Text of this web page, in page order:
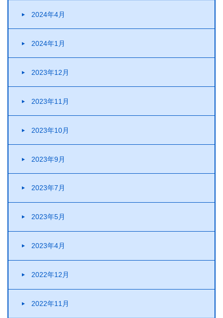
2024年4月
2024年1月
2023年12月
2023年11月
2023年10月
2023年9月
2023年7月
2023年5月
2023年4月
2022年12月
2022年11月